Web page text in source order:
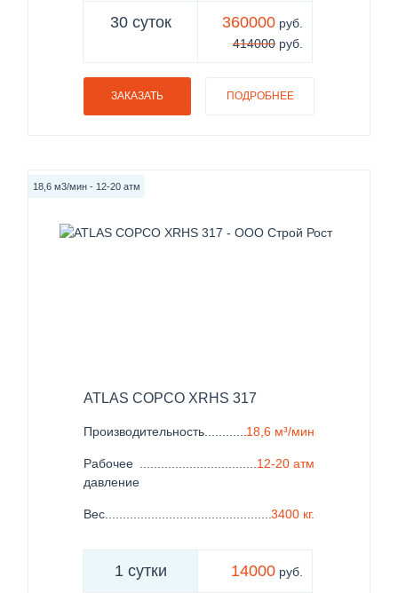
30 суток 360000 руб.
414000 руб.
ЗАКАЗАТЬ ПОДРОБНЕЕ
18,6 м3/мин - 12-20 атм
ATLAS COPCO ХRHS 317
Производительность 18,6 м³/мин
Рабочее
давление
12-20 атм
Вес 3400 кг.
1 сутки 14000 руб.